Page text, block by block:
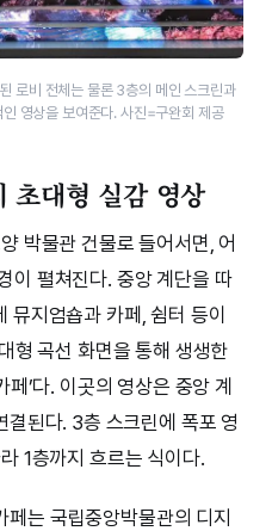
로비 전체는 물론 3층의 메인 스크린과
영상을 보여준다. 사진=구완회 제공
초대형 실감 영상
박물관 건물로 들어서면, 어
이 펼쳐진다. 중앙 계단을 따
뮤지엄숍과 카페, 쉼터 등이
형 곡선 화면을 통해 생생한
페’다. 이곳의 영상은 중앙 계
결된다. 3층 스크린에 폭포 영
1층까지 흐르는 식이다.
는 국립중앙박물관의 디지